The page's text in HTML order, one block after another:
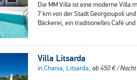
Die MM Villa ist eine moderne Villa
7 km von der Stadt Georgioupoli
Bäckerei, ein traditionelles Café
Villa Litsarda
in Chania, Litsarda, ab450€/ Nacht